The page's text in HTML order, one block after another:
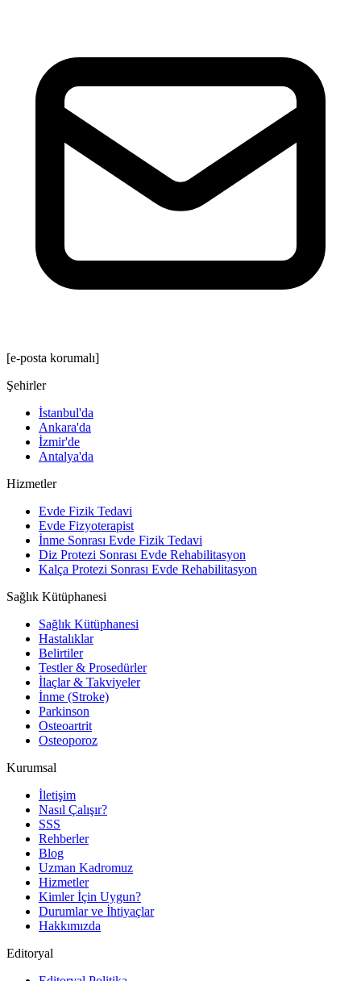
[e-posta korumalı]
Şehirler
İstanbul'da
Ankara'da
İzmir'de
Antalya'da
Hizmetler
Evde Fizik Tedavi
Evde Fizyoterapist
İnme Sonrası Evde Fizik Tedavi
Diz Protezi Sonrası Evde Rehabilitasyon
Kalça Protezi Sonrası Evde Rehabilitasyon
Sağlık Kütüphanesi
Sağlık Kütüphanesi
Hastalıklar
Belirtiler
Testler & Prosedürler
İlaçlar & Takviyeler
İnme (Stroke)
Parkinson
Osteoartrit
Osteoporoz
Kurumsal
İletişim
Nasıl Çalışır?
SSS
Rehberler
Blog
Uzman Kadromuz
Hizmetler
Kimler İçin Uygun?
Durumlar ve İhtiyaçlar
Hakkımızda
Editoryal